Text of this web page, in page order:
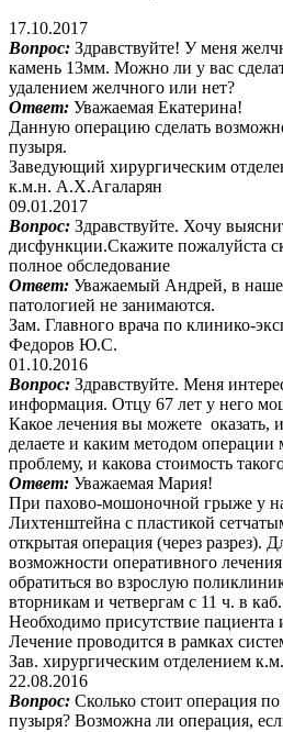
17.10.2017
Вопрос: Здравствуйте! У меня
камень 13мм. Можно ли у вас
удалением желчного или нет?
Ответ: Уважаемая Екатерина!
Данную операцию сделать
пузыря.
Заведующий хирургическим
к.м.н. А.Х.Агаларян
09.01.2017
Вопрос: Здравствуйте. Хочу
дисфункции.Скажите пожалуйста
полное обследование
Ответ: Уважаемый Андрей, в
патологией не занимаются.
Зам. Главного врача по клинико-
Федоров Ю.С.
01.10.2016
Вопрос: Здравствуйте. Меня
информация. Отцу 67 лет у него
Какое лечения вы можете оказать,
делаете и каким методом
проблему, и какова стоимость
Ответ: Уважаемая Мария!
При пахово-мошоночной грыже у
Лихтенштейна с пластикой
открытая операция (через разрез).
возможности оперативного
обратиться во взрослую
вторникам и четвергам с 11 ч. в
Необходимо присутствие пациента
Лечение проводится в рамках
Зав. хирургическим отделением
22.08.2016
Вопрос: Сколько стоит операция
пузыря? Возможна ли операция,